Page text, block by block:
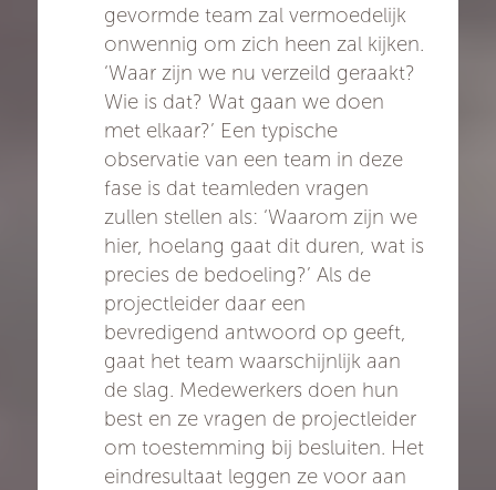
gevormde team zal vermoedelijk
onwennig om zich heen zal kijken.
‘Waar zijn we nu verzeild geraakt?
Wie is dat? Wat gaan we doen
met elkaar?’ Een typische
observatie van een team in deze
fase is dat teamleden vragen
zullen stellen als: ‘Waarom zijn we
hier, hoelang gaat dit duren, wat is
precies de bedoeling?’ Als de
projectleider daar een
bevredigend antwoord op geeft,
gaat het team waarschijnlijk aan
de slag. Medewerkers doen hun
best en ze vragen de projectleider
om toestemming bij besluiten. Het
eindresultaat leggen ze voor aan